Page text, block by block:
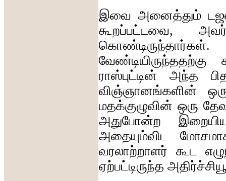
இவை அனைத்தும்
கூறப்பட்டவை,
கொண்டிருந்தார்கள்
வேண்டியிருந்ததற்கு
ராஸ்புட்டின்
அந்த
விஞ்ஞானங்களின்
மதக்குழுவின் ஒரு
அதுபோன்ற
அதையும்விட
வரலாற்றாளர்
கூட
ஏற்பட்டிருந்த